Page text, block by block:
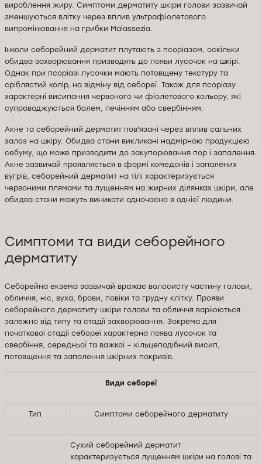
вироблення жиру. Симптоми дерматиту шкіри голови зазвичай
зменшуються влітку через вплив ультрафіолетового
випромінювання на грибки Malassezia.
Інколи себорейний дерматит плутають з псоріазом, оскільки
обидва захворювання призводять до появи лусочок на шкірі.
Однак при псоріазі лусочки мають потовщену текстуру та
сріблястий колір, на відміну від себореї. Також для псоріазу
характерні висипання червоного чи фіолетового кольору, які
супроводжуються болем, печінням або свербінням.
Акне та себорейний дерматит пов'язані через вплив сальних
залоз на шкіру. Обидва стани викликані надмірною продукцією
себуму, що може призводити до закупорювання пор і запалення.
Акне зазвичай проявляється в формі комедонів і запалених
вугрів, себорейний дерматит на тілі характеризується
червоними плямами та лущенням на жирних ділянках шкіри, але
обидва стани можуть виникати одночасно в однієї людини.
Симптоми та види себорейного
дерматиту
Себорейна екзема зазвичай вражає волосисту частину голови,
обличчя, ніс, вуха, брови, повіки та грудну клітку. Прояви
себорейного дерматиту шкіри голови та обличчя варіюються
залежно від типу та стадії захворювання. Зокрема для
початкової стадії себореї характерна поява лусочок та
свербіння, середньої та важкої – кільцеподібний висип,
потовщення та запалення шкірних покривів.
Види себореї
Тип Симптоми себорейного дерматиту
Сухий себорейний дерматит
характеризується лущенням шкіри на голові та